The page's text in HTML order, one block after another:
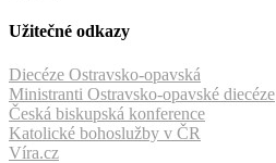
Užitečné odkazy
Diecéze Ostravsko-opavská
Ministranti Ostravsko-opavské diecéze
Česká biskupská konference
Katolické bohoslužby v ČR
Víra.cz